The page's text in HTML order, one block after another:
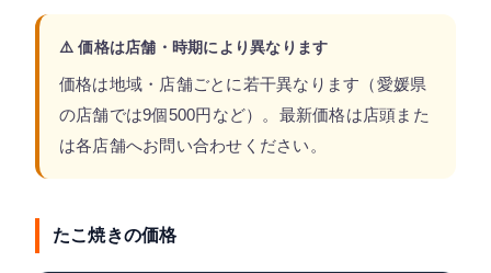
⚠️ 価格は店舗・時期により異なります
価格は地域・店舗ごとに若干異なります（愛媛県
の店舗では9個500円など）。最新価格は店頭また
は各店舗へお問い合わせください。
たこ焼きの価格